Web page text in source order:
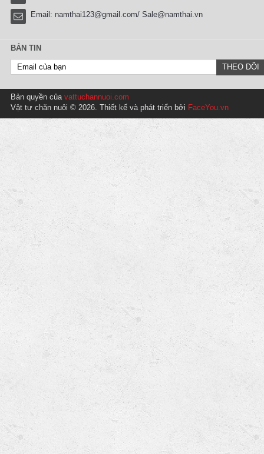
Email: namthai123@gmail.com/ Sale@namthai.vn
BẢN TIN
Bản quyền của vattuchannuoi.com
Vật tư chăn nuôi © 2026. Thiết kế và phát triển bởi FaceYou.vn